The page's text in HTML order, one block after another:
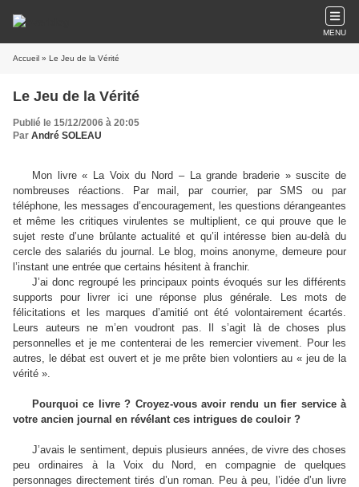
MENU
Accueil » Le Jeu de la Vérité
Le Jeu de la Vérité
Publié le 15/12/2006 à 20:05
Par André SOLEAU
Mon livre « La Voix du Nord – La grande braderie » suscite de
nombreuses réactions. Par mail, par courrier, par SMS ou par
téléphone, les messages d’encouragement, les questions dérangeantes
et même les critiques virulentes se multiplient, ce qui prouve que le
sujet reste d’une brûlante actualité et qu’il intéresse bien au-delà du
cercle des salariés du journal. Le blog, moins anonyme, demeure pour
l’instant une entrée que certains hésitent à franchir.
J’ai donc regroupé les principaux points évoqués sur les différents
supports pour livrer ici une réponse plus générale. Les mots de
félicitations et les marques d’amitié ont été volontairement écartés.
Leurs auteurs ne m’en voudront pas. Il s’agit là de choses plus
personnelles et je me contenterai de les remercier vivement. Pour les
autres, le débat est ouvert et je me prête bien volontiers au « jeu de la
vérité ».
Pourquoi ce livre ? Croyez-vous avoir rendu un fier service à
votre ancien journal en révélant ces intrigues de couloir ?
J’avais le sentiment, depuis plusieurs années, de vivre des choses
peu ordinaires à la Voix du Nord, en compagnie de quelques
personnages directement tirés d’un roman. Peu à peu, l’idée d’un livre